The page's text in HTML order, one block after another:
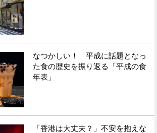
なつかしい！ 平成に話題となっ
た食の歴史を振り返る「平成の食
年表」
「香港は大丈夫？」不安を抱えな